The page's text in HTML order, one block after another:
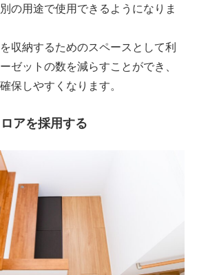
の用途で使用できるようになりま
収納するためのスペースとして利
ゼットの数を減らすことができ、
保しやすくなります。
アを採用する